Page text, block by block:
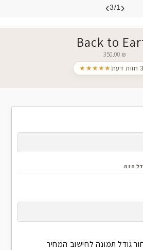
‹
3/1
›
Back to
350.00 ₪
★★★★★
הזה
גודל תמונה לחישוב המחיר